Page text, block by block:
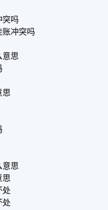
突吗
账冲突吗
意思
思
意思
思
处
处